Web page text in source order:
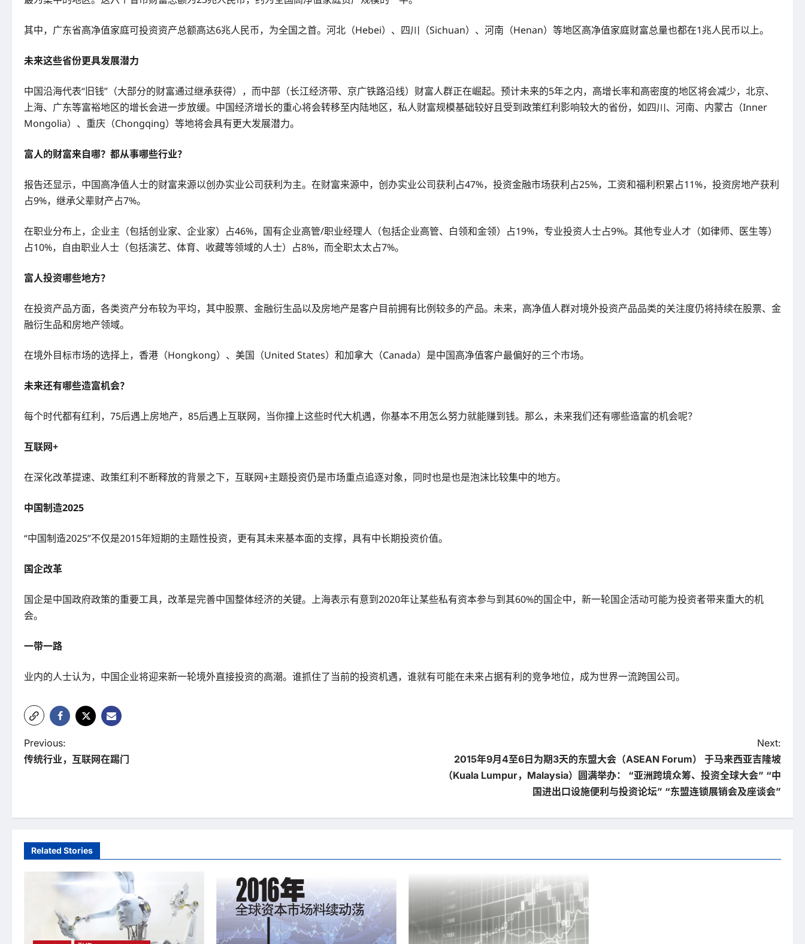
其中，广东省高净值家庭可投资资产总额高达6兆人民币，为全国之首。河北（Hebei）、四川（Sichuan）、河南（Henan）等地区高净值家庭财富总量也都在1兆人民币以上。
未来这些省份更具发展潜力
中国沿海代表“旧钱”（大部分的财富通过继承获得），而中部（长江经济带、京广铁路沿线）财富人群正在崛起。预计未来的5年之内，高增长率和高密度的地区将会减少，北京、
上海、广东等富裕地区的增长会进一步放缓。中国经济增长的重心将会转移至内陆地区，私人财富规模基础较好且受到政策红利影响较大的省份，如四川、河南、内蒙古（Inner
Mongolia）、重庆（Chongqing）等地将会具有更大发展潜力。
富人的财富来自哪？都从事哪些行业？
报告还显示，中国高净值人士的财富来源以创办实业公司获利为主。在财富来源中，创办实业公司获利占47%，投资金融市场获利占25%，工资和福利积累占11%，投资房地产获利
占9%，继承父辈财产占7%。
在职业分布上，企业主（包括创业家、企业家）占46%，国有企业高管/职业经理人（包括企业高管、白领和金领）占19%，专业投资人士占9%。其他专业人才（如律师、医生等）
占10%，自由职业人士（包括演艺、体育、收藏等领域的人士）占8%，而全职太太占7%。
富人投资哪些地方？
在投资产品方面，各类资产分布较为平均，其中股票、金融衍生品以及房地产是客户目前拥有比例较多的产品。未来，高净值人群对境外投资产品品类的关注度仍将持续在股票、金
融衍生品和房地产领域。
在境外目标市场的选择上，香港（Hongkong）、美国（United States）和加拿大（Canada）是中国高净值客户最偏好的三个市场。
未来还有哪些造富机会？
每个时代都有红利，75后遇上房地产，85后遇上互联网，当你撞上这些时代大机遇，你基本不用怎么努力就能赚到钱。那么，未来我们还有哪些造富的机会呢？
互联网+
在深化改革提速、政策红利不断释放的背景之下，互联网+主题投资仍是市场重点追逐对象，同时也是也是泡沫比较集中的地方。
中国制造2025
“中国制造2025”不仅是2015年短期的主题性投资，更有其未来基本面的支撑，具有中长期投资价值。
国企改革
国企是中国政府政策的重要工具，改革是完善中国整体经济的关键。上海表示有意到2020年让某些私有资本参与到其60%的国企中，新一轮国企活动可能为投资者带来重大的机
会。
一带一路
业内的人士认为，中国企业将迎来新一轮境外直接投资的高潮。谁抓住了当前的投资机遇，谁就有可能在未来占据有利的竞争地位，成为世界一流跨国公司。
P
o
Previous:
传统行业，互联网在踢门
Next:
2015年9月4至6日为期3天的东盟大会（ASEAN Forum） 于马来西亚吉隆坡
（Kuala Lumpur，Malaysia）圆满举办： “亚洲跨境众筹、投资全球大会” “中
国进出口设施便利与投资论坛” “东盟连锁展销会及座谈会”
Related Stories